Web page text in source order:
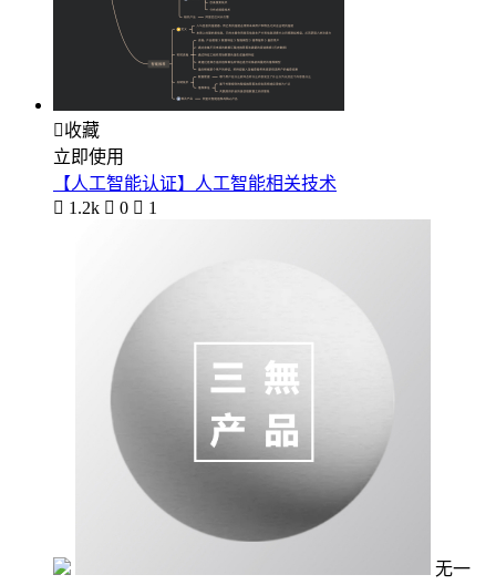
收藏
立即使用
【人工智能认证】人工智能相关技术
 1.2k  0  1
无一